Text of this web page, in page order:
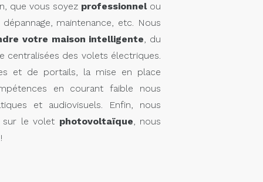
que vous soyez professionnelou
maintenance, etc. Nous
votre maison intelligente, du
centralisées des volets électriques.
et de portails, la mise en place
en courant faible nous
et audiovisuels. Enfin, nous
le volet photovoltaïque, nous